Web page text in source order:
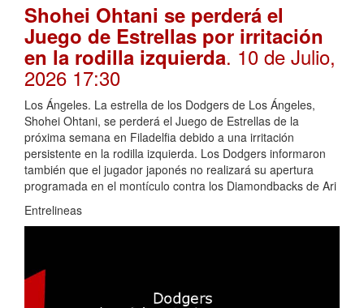
Shohei Ohtani se perderá el
Juego de Estrellas por irritación
en la rodilla izquierda. 10 de Julio,
2026 17:30
Los Ángeles. La estrella de los Dodgers de Los Ángeles,
Shohei Ohtani, se perderá el Juego de Estrellas de la
próxima semana en Filadelfia debido a una irritación
persistente en la rodilla izquierda. Los Dodgers informaron
también que el jugador japonés no realizará su apertura
programada en el montículo contra los Diamondbacks de Ari
Entrelineas